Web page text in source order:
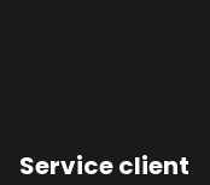
Service client